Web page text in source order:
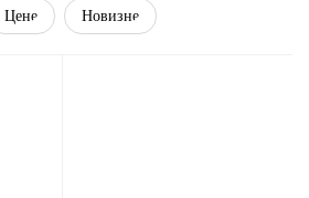
Цене Новизне